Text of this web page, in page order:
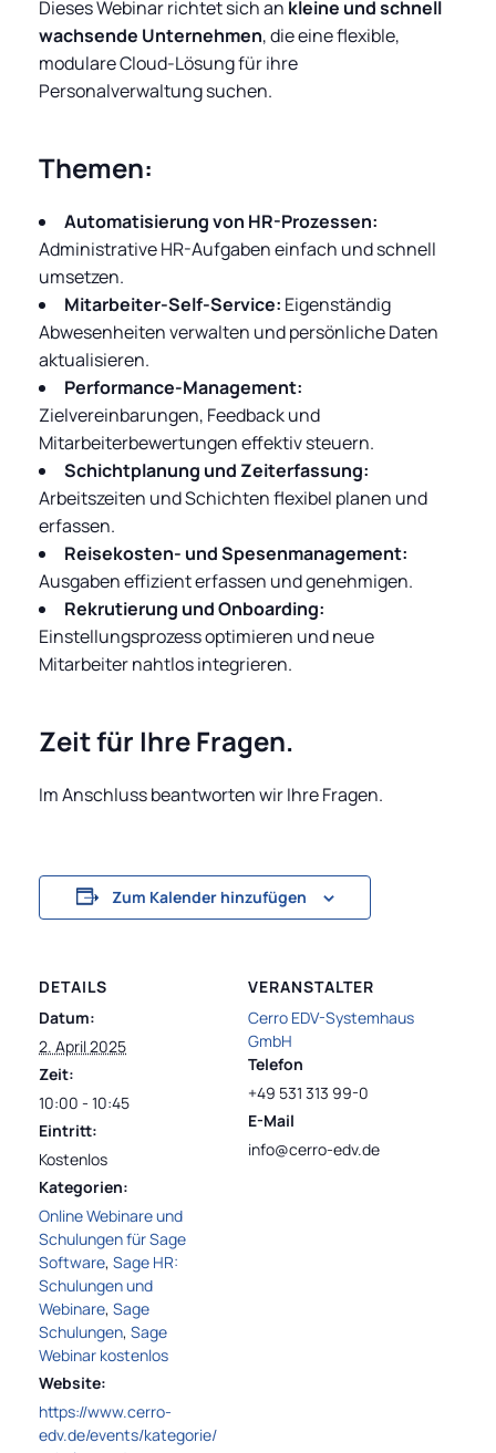
Dieses Webinar richtet sich an kleine und schnell
wachsende Unternehmen, die eine flexible,
modulare Cloud-Lösung für ihre
Personalverwaltung suchen.
Themen:
Automatisierung von HR-Prozessen:
Administrative HR-Aufgaben einfach und schnell
umsetzen.
Mitarbeiter-Self-Service: Eigenständig
Abwesenheiten verwalten und persönliche Daten
aktualisieren.
Performance-Management:
Zielvereinbarungen, Feedback und
Mitarbeiterbewertungen effektiv steuern.
Schichtplanung und Zeiterfassung:
Arbeitszeiten und Schichten flexibel planen und
erfassen.
Reisekosten- und Spesenmanagement:
Ausgaben effizient erfassen und genehmigen.
Rekrutierung und Onboarding:
Einstellungsprozess optimieren und neue
Mitarbeiter nahtlos integrieren.
Zeit für Ihre Fragen.
Im Anschluss beantworten wir Ihre Fragen.
Zum Kalender hinzufügen
DETAILS
Datum:
2. April 2025
Zeit:
10:00 - 10:45
Eintritt:
Kostenlos
Kategorien:
Online Webinare und
Schulungen für Sage
Software, Sage HR:
Schulungen und
Webinare, Sage
Schulungen, Sage
Webinar kostenlos
Website:
https://www.cerro-
edv.de/events/kategorie/
VERANSTALTER
Cerro EDV-Systemhaus
GmbH
Telefon
+49 531 313 99-0
E-Mail
info@cerro-edv.de